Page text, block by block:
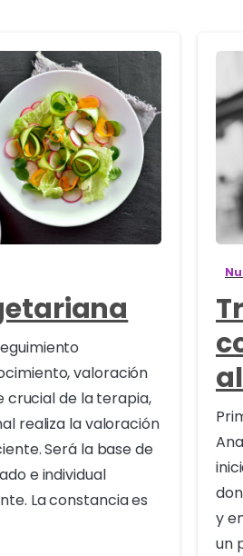
2
valoración
crucial de la terapia,
realiza la valoración
Será la base de
e individual
La constancia es
y
un